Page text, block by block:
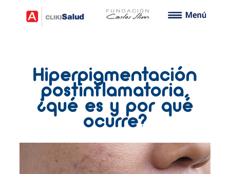
Hiperpigmentación
postinflamatoria,
¿qué es y por qué
ocurre?